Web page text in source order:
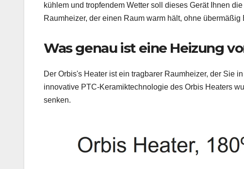
kühlem und tropfendem Wetter soll dieses Gerät Ihnen
Raumheizer, der einen Raum warm hält, ohne
Was genau ist eine Heizung
Der Orbis's Heater ist ein tragbarer Raumheizer, der Sie
innovative PTC-Keramiktechnologie des Orbis Heaters
senken.